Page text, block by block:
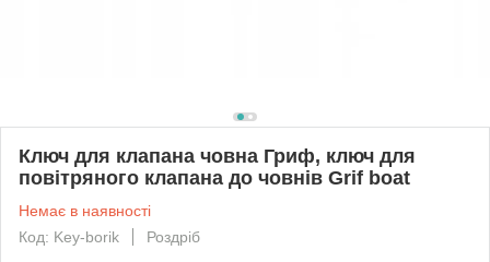
Ключ для клапана човна Гриф, ключ для
повітряного клапана до човнів Grif boat
Немає в наявності
Код: Key-borik
Роздріб